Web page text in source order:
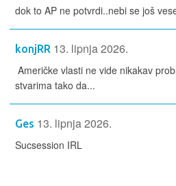
dok to AP ne potvrdi..nebi se još
konjRR 13. lipnja 2026.
Američke vlasti ne vide nikakav
stvarima tako da...
Ges 13. lipnja 2026.
Sucsession IRL